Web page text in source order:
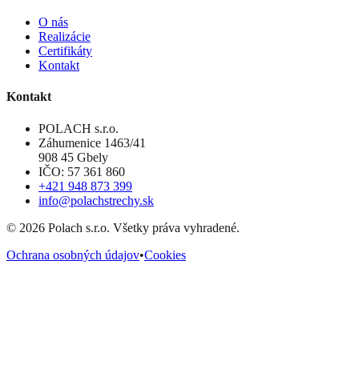
O nás
Realizácie
Certifikáty
Kontakt
Kontakt
POLACH s.r.o.
Záhumenice 1463/41
908 45 Gbely
IČO: 57 361 860
+421 948 873 399
info@polachstrechy.sk
© 2026 Polach s.r.o. Všetky práva vyhradené.
Ochrana osobných údajov•Cookies